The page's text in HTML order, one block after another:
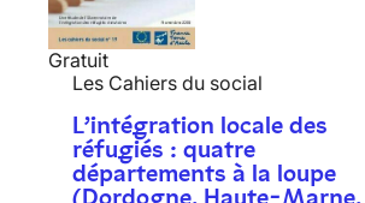
Gratuit
Les Cahiers du social
L’intégration locale des
réfugiés : quatre
départements à la loupe